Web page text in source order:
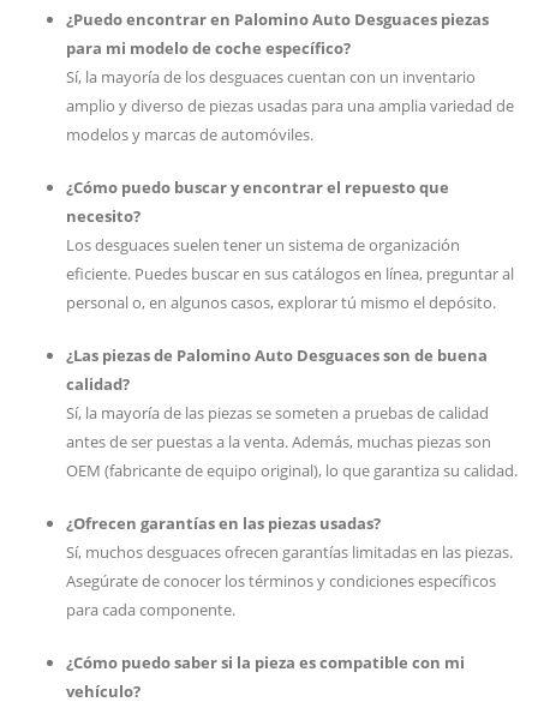
¿Puedo encontrar en Palomino Auto Desguaces piezas
para mi modelo de coche específico?
Sí, la mayoría de los desguaces cuentan con un inventario
amplio y diverso de piezas usadas para una amplia variedad de
modelos y marcas de automóviles.
¿Cómo puedo buscar y encontrar el repuesto que
necesito?
Los desguaces suelen tener un sistema de organización
eficiente. Puedes buscar en sus catálogos en línea, preguntar al
personal o, en algunos casos, explorar tú mismo el depósito.
¿Las piezas de Palomino Auto Desguaces son de buena
calidad?
Sí, la mayoría de las piezas se someten a pruebas de calidad
antes de ser puestas a la venta. Además, muchas piezas son
OEM (fabricante de equipo original), lo que garantiza su calidad.
¿Ofrecen garantías en las piezas usadas?
Sí, muchos desguaces ofrecen garantías limitadas en las piezas.
Asegúrate de conocer los términos y condiciones específicos
para cada componente.
¿Cómo puedo saber si la pieza es compatible con mi
vehículo?